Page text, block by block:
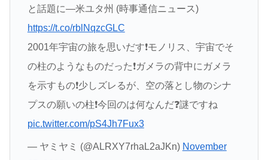
と話題に―米ユタ州 (時事通信ニュース)
https://t.co/rblNqzcGLC
2001年宇宙の旅を思いだす❗モノリス、宇宙でそ
の柱のようなものだった❗ガメラの背中にガメラ
を示すもの❗少しズレるが、空の落とし物のシナ
プスの願いの柱❗今回のは何なんだ❓謎ですね
pic.twitter.com/pS4Jh7Fux3
— ヤミヤミ (@ALRXY7rhaL2aJKn) November